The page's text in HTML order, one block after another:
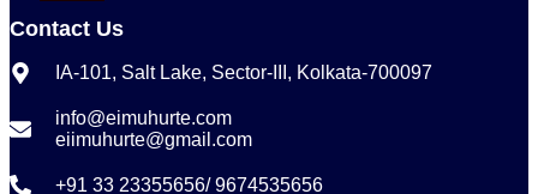
Contact Us
IA-101, Salt Lake, Sector-III, Kolkata-700097
info@eimuhurte.com
eiimuhurte@gmail.com
+91 33 23355656/ 9674535656